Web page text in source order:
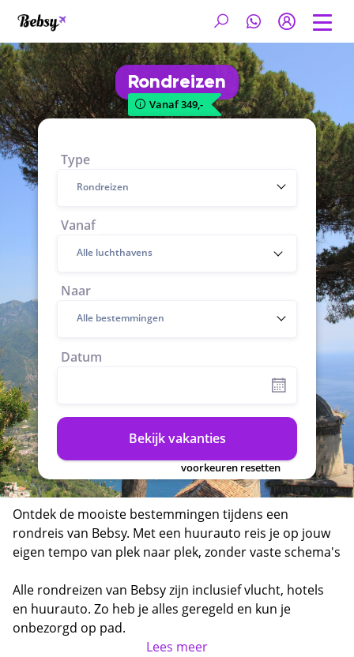
Rondreizen
Vanaf 349,-
Type
Rondreizen
Vanaf
Naar
Alle bestemmingen
Datum
Bekijk vakanties
voorkeuren resetten
Ontdek de mooiste bestemmingen tijdens een
rondreis van Bebsy. Met een huurauto reis je op jouw
eigen tempo van plek naar plek, zonder vaste schema's
de vulkanische landschappen van IJsland en de
authentieke dorpjes van Puglia — een rondreis laat je
een bestemming echt leren kennen.
Alle rondreizen van Bebsy zijn inclusief vlucht, hotels
en huurauto. Zo heb je alles geregeld en kun je
onbezorgd op pad.
Lees meer